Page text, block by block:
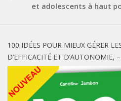
et adolescents à haut
100 IDÉES POUR MIEUX GÉRER
D’EFFICACITÉ ET D’AUTONOMIE,